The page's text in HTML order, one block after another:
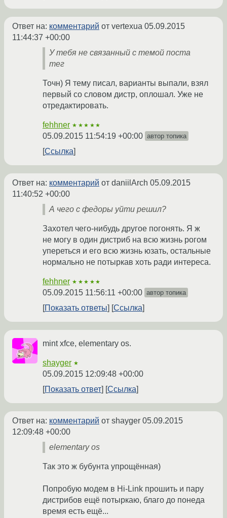
Ответ на: комментарий от vertexua 05.09.2015
11:44:37 +00:00
У тебя не связанный с темой поста
тег
Точн) Я тему писал, варианты выпали, взял
первый со словом дистр, оплошал. Уже не
отредактировать.
fehhner ★★★★★
05.09.2015 11:54:19 +00:00 автор топика
Ссылка
Ответ на: комментарий от daniilArch 05.09.2015
11:40:52 +00:00
А чего с федоры уйти решил?
Захотел чего-нибудь другое погонять. Я ж
не могу в один дистриб на всю жизнь рогом
упереться и его всю жизнь юзать, остальные
нормально не потыркав хоть ради интереса.
fehhner ★★★★★
05.09.2015 11:56:11 +00:00 автор топика
Показать ответы Ссылка
mint xfce, elementary os.
shayger ★
05.09.2015 12:09:48 +00:00
Показать ответ
Ссылка
Ответ на: комментарий от shayger 05.09.2015
12:09:48 +00:00
elementary os
Так это ж бубунта упрощённая)
Попробую модем в Hi-Link прошить и пару
дистрибов ещё потыркаю, благо до понеда
время есть ещё...